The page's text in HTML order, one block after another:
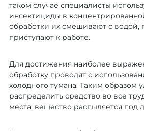
таком случае специалисты
инсектициды в
обработки их смешивают с водой,
приступают к работе.
Для достижения наиболее
обработку проводят с
холодного тумана. Таким образом
распределить средство во все
места, вещество распыляется под